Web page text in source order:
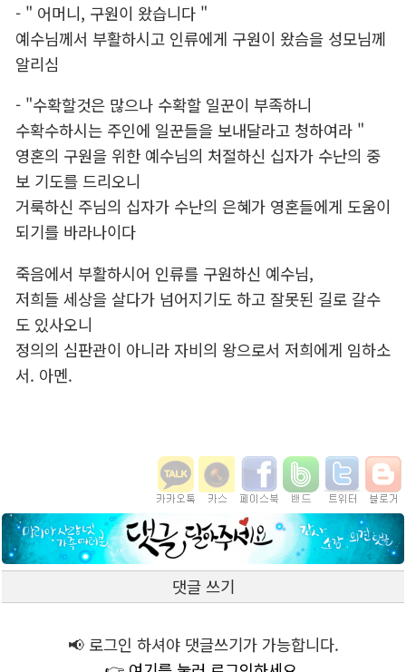
- " 어머니, 구원이 왔습니다 "
예수님께서 부활하시고 인류에게 구원이 왔슴을 성모님께
알리심
- "수확할것은 많으나 수확할 일꾼이 부족하니
수확수하시는 주인에 일꾼들을 보내달라고 청하여라 "
영혼의 구원을 위한 예수님의 처절하신 십자가 수난의 중
보 기도를 드리오니
거룩하신 주님의 십자가 수난의 은혜가 영혼들에게 도움이
되기를 바라나이다
죽음에서 부활하시어 인류를 구원하신 예수님,
저희들 세상을 살다가 넘어지기도 하고 잘못된 길로 갈수
도 있사오니
정의의 심판관이 아니라 자비의 왕으로서 저희에게 임하소
서. 아멘.
댓글 쓰기
📢 로그인 하셔야 댓글쓰기가 가능합니다.